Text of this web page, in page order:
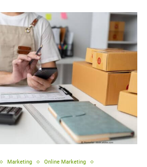
Marketing
Online Marketing